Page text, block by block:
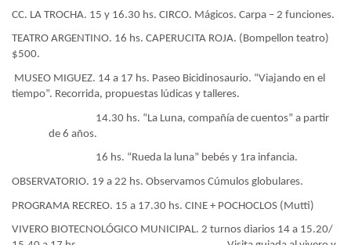
CC. LA TROCHA. 15 y 16.30 hs. CIRCO. Mágicos. Carpa – 2 funciones.
TEATRO ARGENTINO. 16 hs. CAPERUCITA ROJA. (Bompellon teatro)
$500.
MUSEO MIGUEZ. 14 a 17 hs. Paseo Bicidinosaurio. “Viajando en el
tiempo”. Recorrida, propuestas lúdicas y talleres.
14.30 hs. “La Luna, compañía de cuentos” a partir
de 6 años.
16 hs. “Rueda la luna” bebés y 1ra infancia.
OBSERVATORIO. 19 a 22 hs. Observamos Cúmulos globulares.
PROGRAMA RECREO. 15 a 17.30 hs. CINE + POCHOCLOS (Mutti)
VIVERO BIOTECNOLÓGICO MUNICIPAL. 2 turnos diarios 14 a 15.20/